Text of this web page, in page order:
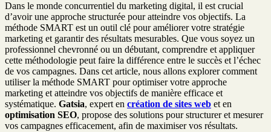
Dans le monde concurrentiel du marketing digital, il est crucial
d’avoir une approche structurée pour atteindre vos objectifs. La
méthode SMART est un outil clé pour améliorer votre stratégie
marketing et garantir des résultats mesurables. Que vous soyez un
professionnel chevronné ou un débutant, comprendre et appliquer
cette méthodologie peut faire la différence entre le succès et l’échec
de vos campagnes. Dans cet article, nous allons explorer comment
utiliser la méthode SMART pour optimiser votre approche
marketing et atteindre vos objectifs de manière efficace et
systématique. Gatsia, expert en création de sites web et en
optimisation SEO, propose des solutions pour structurer et mesurer
vos campagnes efficacement, afin de maximiser vos résultats.